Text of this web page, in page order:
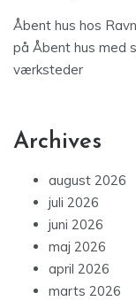
Åbent hus hos
på Åbent hus med
værksteder
Archives
august 2026
juli 2026
juni 2026
maj 2026
april 2026
marts 2026